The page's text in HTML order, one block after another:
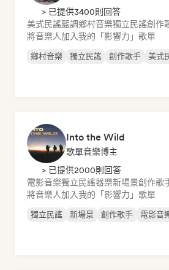
> 已提供3400則回答
美式民謠藍調鄉村音樂獨立民謠創作
將音樂人加入我的「影響力」歌單
鄉村音樂 獨立民謠 創作歌手 美式
Into the Wild
歌單音樂博主
> 已提供2000則回答
電影音樂獨立民謠器樂新場景創作歌
將音樂人加入我的「影響力」歌單
獨立民謠 新場景 創作歌手 電影音